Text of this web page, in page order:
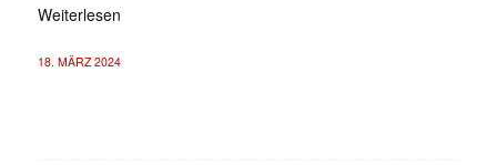
Weiterlesen
18. MÄRZ 2024